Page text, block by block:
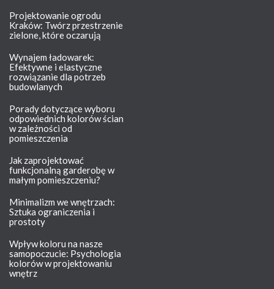
Projektowanie ogrodu
Kraków: Twórz przestrzenie
zielone, które oczarują
Wynajem ładowarek:
Efektywne i elastyczne
rozwiązanie dla potrzeb
budowlanych
Porady dotyczące wyboru
odpowiednich kolorów ścian
w zależności od
pomieszczenia
Jak zaprojektować
funkcjonalną garderobę w
małym pomieszczeniu?
Minimalizm we wnętrzach:
Sztuka ograniczenia i
prostoty
Wpływ koloru na nasze
samopoczucie: Psychologia
kolorów w projektowaniu
wnętrz